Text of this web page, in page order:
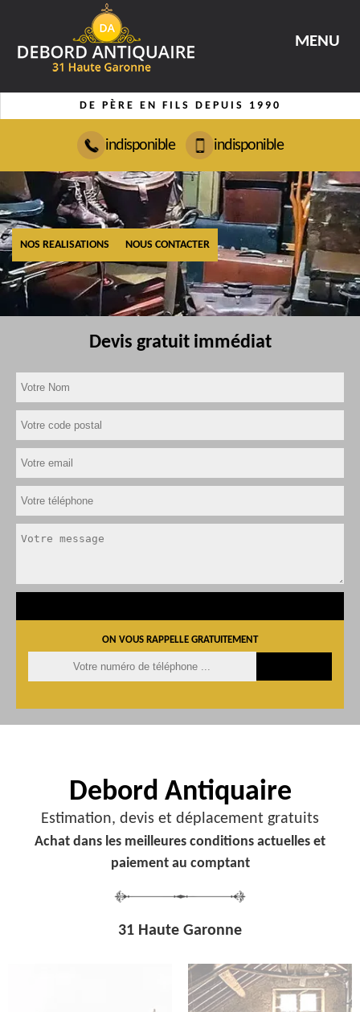
MENU
DE PÈRE EN FILS DEPUIS 1990
indisponible indisponible
NOS REALISATIONS NOUS CONTACTER
Devis gratuit immédiat
ON VOUS RAPPELLE GRATUITEMENT
Debord Antiquaire
Estimation, devis et déplacement gratuits
Achat dans les meilleures conditions actuelles et
paiement au comptant
31 Haute Garonne